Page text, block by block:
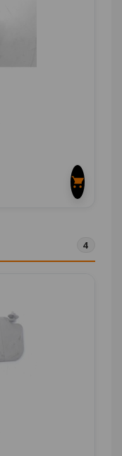
4